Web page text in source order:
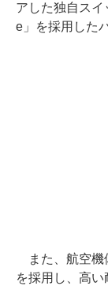
アした独自スイ
e」を採用した
また、航空機
を採用し、高